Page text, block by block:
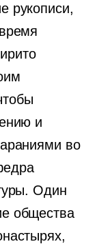
рукописи,
и
во
Один
общества